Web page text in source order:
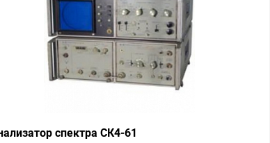
Купить в 1 клик Сравнение
В наличии
спектра СК4-61